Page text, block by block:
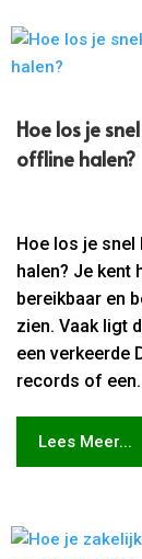
Hoe los je
offline halen?
Hoe los je
halen? Je kent
bereikbaar en
zien. Vaak ligt
een verkeerde
records of
Lees Meer...